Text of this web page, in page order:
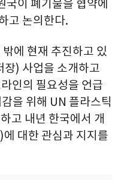
이 폐기물을 협약에
고 논의한다.
에 현재 추진하고 있
장) 사업을 소개하고
인의 필요성을 언급
을 위해 UN 플라스틱
고 내년 한국에서 개
대한 관심과 지지를